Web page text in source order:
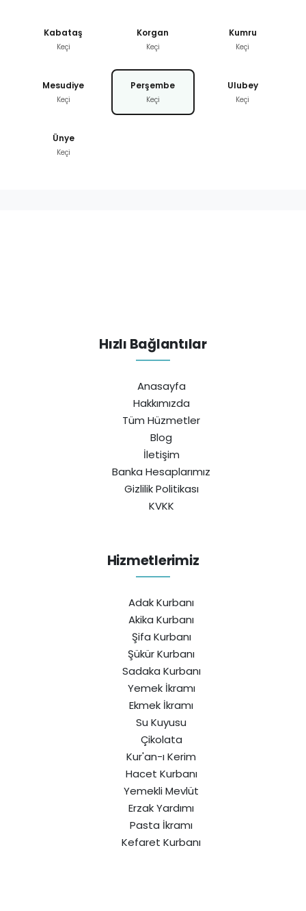
Kabataş
Keçi
Korgan
Keçi
Kumru
Keçi
Mesudiye
Keçi
Perşembe
Keçi
Ulubey
Keçi
Ünye
Keçi
Hızlı Bağlantılar
Anasayfa
Hakkımızda
Tüm Hüzmetler
Blog
İletişim
Banka Hesaplarımız
Gizlilik Politikası
KVKK
Hizmetlerimiz
Adak Kurbanı
Akika Kurbanı
Şifa Kurbanı
Şükür Kurbanı
Sadaka Kurbanı
Yemek İkramı
Ekmek İkramı
Su Kuyusu
Çikolata
Kur'an-ı Kerim
Hacet Kurbanı
Yemekli Mevlüt
Erzak Yardımı
Pasta İkramı
Kefaret Kurbanı